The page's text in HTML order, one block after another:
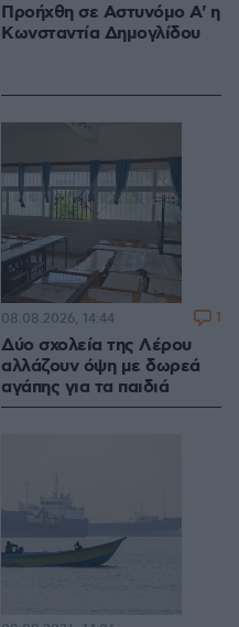
Προήχθη σε Αστυνόμο Α' η
Κωνσταντία Δημογλίδου
Δύο σχολεία της Λέρου
αλλάζουν όψη με δωρεά
αγάπης για τα παιδιά
08.08.2026, 14:44 1